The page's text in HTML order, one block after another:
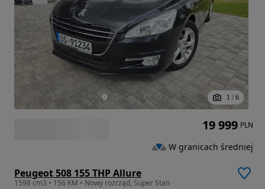
1 / 6
Peugeot 508 155 THP Allure
1598 cm3 • 156 KM • Nowy rozrząd, Super Stan
19 999 PLN
W granicach średniej